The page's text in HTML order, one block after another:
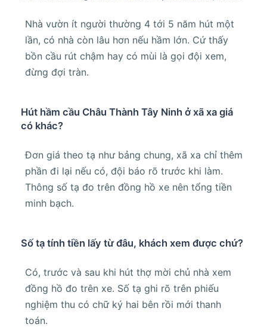
Nhà vườn ít người thường 4 tới 5 năm hút một
lần, có nhà còn lâu hơn nếu hầm lớn. Cứ thấy
bồn cầu rút chậm hay có mùi là gọi đội xem,
đừng đợi tràn.
Hút hầm cầu Châu Thành Tây Ninh ở xã xa giá
có khác?
Đơn giá theo tạ như bảng chung, xã xa chỉ thêm
phần đi lại nếu có, đội báo rõ trước khi làm.
Thông số tạ đo trên đồng hồ xe nên tổng tiền
minh bạch.
Số tạ tính tiền lấy từ đâu, khách xem được chứ?
Có, trước và sau khi hút thợ mời chủ nhà xem
đồng hồ đo trên xe. Số tạ ghi rõ trên phiếu
nghiệm thu có chữ ký hai bên rồi mới thanh
toán.